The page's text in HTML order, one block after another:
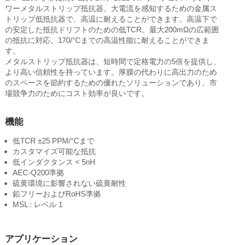
ワーメタルストリップ抵抗器。大電流を感知するための金属ス
トリップ低抵抗器で、高温に耐えることができます。高温下で
の安定した抵抗ドリフトのための低TCR。最大200mΩの広範囲
の抵抗に対応。170/°Cまでの高温性能に耐えることができま
す。
メタルストリップ抵抗器は、短時間で定格電力の5倍を提供し、
より高い信頼性を持っています。厚膜の代わりに高出力のため
のスペースを節約するための優れたソリューションであり、市
場競争力のためにコスト効率が良いです。
機能
低TCR ±25 PPM/°Cまで
カスタマイズ可能な抵抗
低インダクタンス < 5nH
AEC-Q200準拠
硫黄環境に影響されない硫黄耐性
鉛フリーおよびRoHS準拠
MSL : レベル 1
アプリケーション